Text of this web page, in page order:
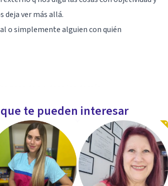
deja ver más allá.
o simplemente alguien con quién
gana de ayudar a los demás
cartas de presentación, prepararte para
te pueden interesar